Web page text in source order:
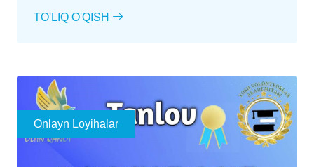
TO'LIQ O'QISH
Onlayn Loyihalar